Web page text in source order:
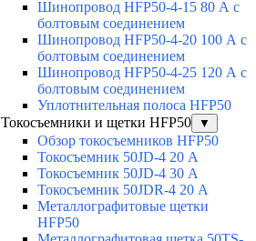
Шинопровод HFP50-4-15 80 А с
болтовым соединением
Шинопровод HFP50-4-20 100 А с
болтовым соединением
Шинопровод HFP50-4-25 120 А с
болтовым соединением
Уплотнительная полоса HFP50
Токосъемники и щетки HFP50
▼
Обзор токосъемников HFP50
Токосъемник 50JD-4 20 А
Токосъемник 50JD-4 30 А
Токосъемник 50JDR-4 20 А
Металлографитовые щетки
HFP50